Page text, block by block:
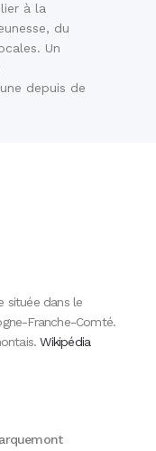
à la
du
Un
depuis de
située dans le
Franche-Comté.
Wikipédia